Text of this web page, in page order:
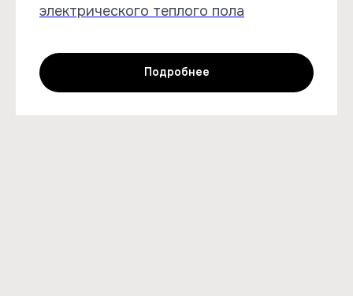
электрического теплого пола
Подробнее